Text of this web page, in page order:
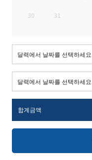
30 31
합계금액